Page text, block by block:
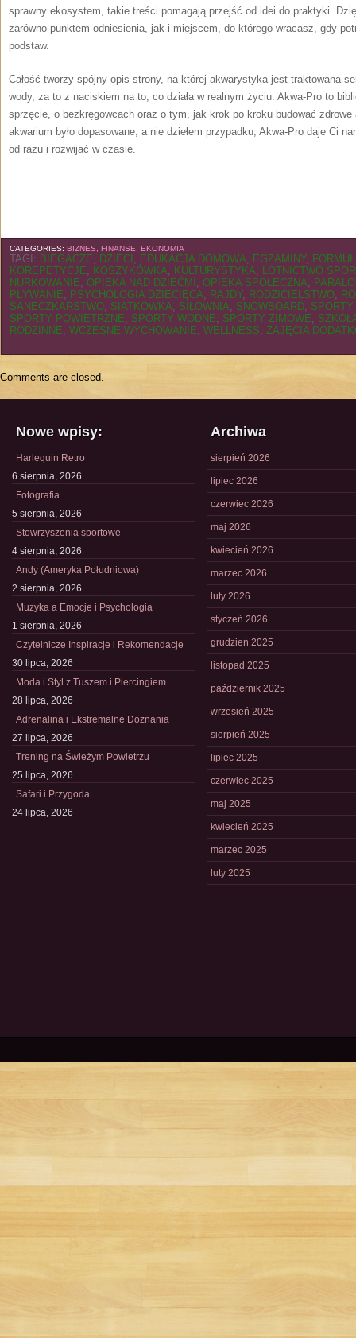
sprawny ekosystem, takie treści pomagają przejść od idei do praktyki.
zarówno punktem odniesienia, jak i miejscem, do którego wracasz, gdy
podstaw.
Całość tworzy spójny opis strony, na której akwarystyka jest traktowana
wody, za to z naciskiem na to, co działa w realnym życiu. Akwa-Pro to
sprzęcie, o bezkręgowcach oraz o tym, jak krok po kroku budować
akwarium było dopasowane, a nie dziełem przypadku, Akwa-Pro daje Ci
od razu i rozwijać w czasie.
CATEGORIES: BIZNES, FINANSE, EKONOMIA
TAGI: BIEGACZE, DZIECI , EDUKACJA DOMOWA, EGZAMINY,
KOREPETYCJE, KOSZYKÓWKA, KULTURYSTYKA, LOTNICTWO
NURKOWANIE, OPIEKA NAD DZIEĆMI , OPIEKA SPOŁECZNA,
PŁYWANIE, PSYCHOLOGIA DZIECIĘCA, RAJDY, RODZICIELSTWO,
SANECZKARSTWO, SIATKÓWKA, SIŁOWNIA, SNOWBOARD,
SPORTY POWIETRZNE, SPORTY WODNE, SPORTY ZIMOWE,
RODZINNE, WCZESNE WYCHOWANIE, WELLNESS, ZAJĘCIA
Comments are closed.
Nowe wpisy:
Harlequin Retro
6 sierpnia, 2026
Fotografia
5 sierpnia, 2026
Stowrzyszenia sportowe
4 sierpnia, 2026
Andy (Ameryka Południowa)
2 sierpnia, 2026
Muzyka a Emocje i Psychologia
1 sierpnia, 2026
Czytelnicze Inspiracje i Rekomendacje
30 lipca, 2026
Moda i Styl z Tuszem i Piercingiem
28 lipca, 2026
Adrenalina i Ekstremalne Doznania
27 lipca, 2026
Trening na Świeżym Powietrzu
25 lipca, 2026
Safari i Przygoda
24 lipca, 2026
Archiwa
sierpień 2026
lipiec 2026
czerwiec 2026
maj 2026
kwiecień 2026
marzec 2026
luty 2026
styczeń 2026
grudzień 2025
listopad 2025
październik 2025
wrzesień 2025
sierpień 2025
lipiec 2025
czerwiec 2025
maj 2025
kwiecień 2025
marzec 2025
luty 2025